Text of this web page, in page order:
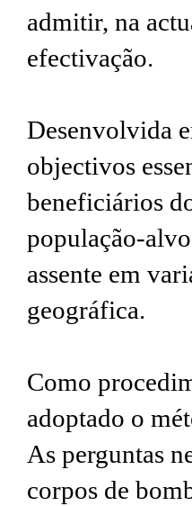
admitir, na
efectivação.
Desenvolvida
objectivos
beneficiários
população-
assente em
geográfica.
Como
adoptado o
As perguntas
corpos de